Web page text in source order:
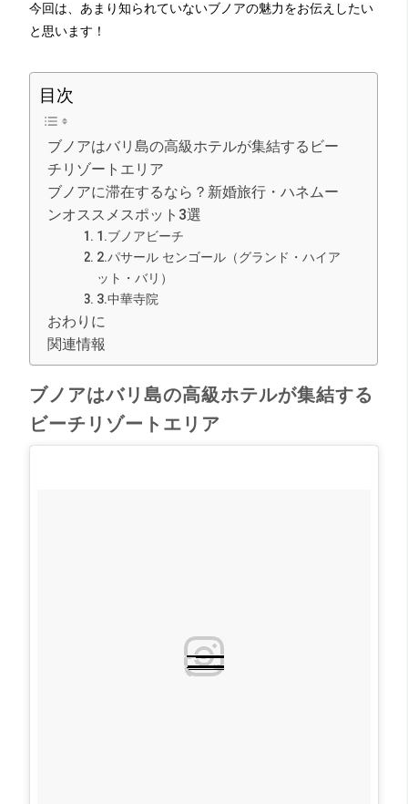
今回は、あまり知られていないブノアの魅力をお伝えしたい
と思います！
目次
ブノアはバリ島の高級ホテルが集結するビー
チリゾートエリア
ブノアに滞在するなら？新婚旅行・ハネムー
ンオススメスポット3選
1.ブノアビーチ
2.パサール センゴール（グランド・ハイア
ット・バリ）
3.中華寺院
おわりに
関連情報
ブノアはバリ島の高級ホテルが集結する
ビーチリゾートエリア